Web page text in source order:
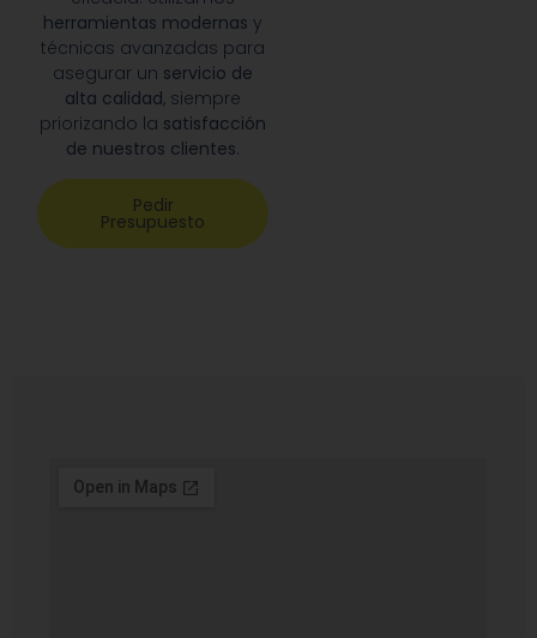
herramientas modernas y
técnicas avanzadas para
asegurar un servicio de
alta calidad, siempre
priorizando la satisfacción
de nuestros clientes.
Pedir
Presupuesto